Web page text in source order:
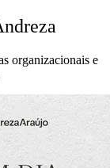
organizacionais e